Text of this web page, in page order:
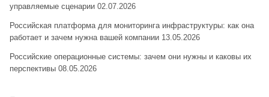
управляемые сценарии 02.07.2026
Российская платформа для мониторинга инфраструктуры: как она
работает и зачем нужна вашей компании 13.05.2026
Российские операционные системы: зачем они нужны и каковы их
перспективы 08.05.2026